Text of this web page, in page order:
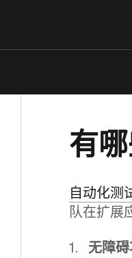
有
自动化测
队在扩展
无障